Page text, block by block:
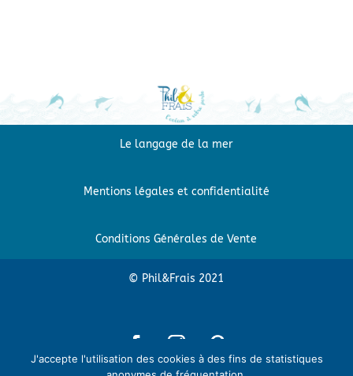
Le langage de la mer
Mentions légales et confidentialité
Conditions Générales de Vente
© Phil&Frais 2021
J'accepte l'utilisation des cookies à des fins de statistiques